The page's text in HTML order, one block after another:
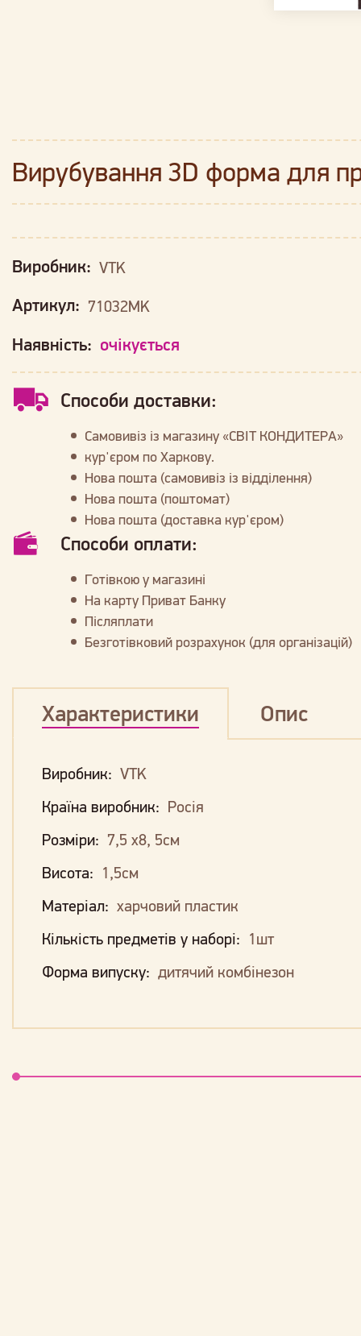
Вирубування 3D форма для
Виробник: VTK
Артикул: 71032MK
Наявність: очікується
Способи доставки:
Самовивіз із магазину «СВІТ КОНДИТЕРА»
кур'єром по Харкову.
Нова пошта (самовивіз із відділення)
Нова пошта (поштомат)
Нова пошта (доставка кур'єром)
Способи оплати:
Готівкою у магазині
На карту Приват Банку
Післяплати
Безготівковий розрахунок (для організацій)
Характеристики Опис
Виробник: VTK
Країна виробник: Росія
Розміри: 7,5 х8, 5см
Висота: 1,5см
Матеріал: харчовий пластик
Кількість предметів у наборі: 1шт
Форма випуску: дитячий комбінезон